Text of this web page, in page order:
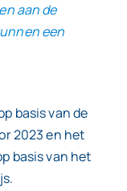
aan de
een
basis van de
2023 en het
basis van het